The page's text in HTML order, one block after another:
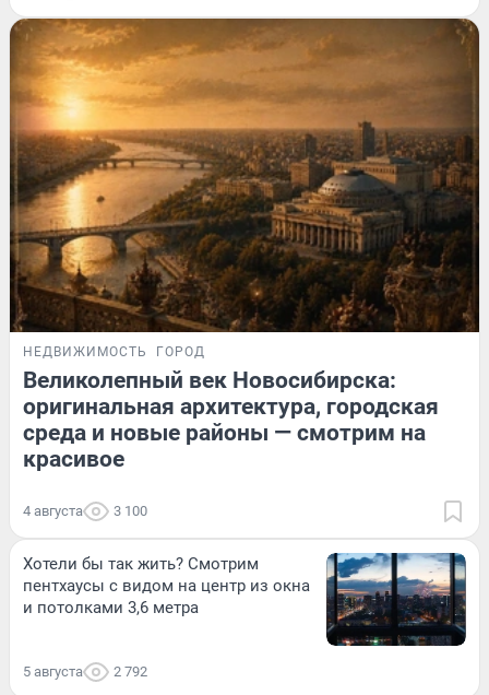
НЕДВИЖИМОСТЬ ГОРОД
Великолепный век Новосибирска:
оригинальная архитектура, городская
среда и новые районы — смотрим на
красивое
4 августа 3 100
Хотели бы так жить? Смотрим
пентхаусы с видом на центр из окна
и потолками 3,6 метра
5 августа 2 792